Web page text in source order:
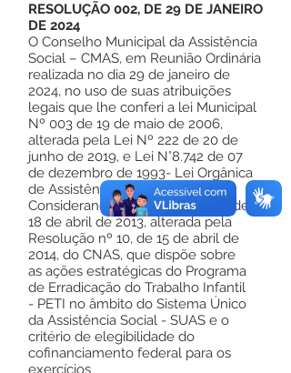
RESOLUÇÃO 002, DE 29 DE JANEIRO
DE 2024
O Conselho Municipal da Assistência
Social – CMAS, em Reunião Ordinária
realizada no dia 29 de janeiro de
2024, no uso de suas atribuições
legais que lhe conferi a lei Municipal
Nº 003 de 19 de maio de 2006,
alterada pela Lei Nº 222 de 20 de
junho de 2019, e Lei N°8.742 de 07
de dezembro de 1993- Lei Orgânica
de Assistência Social – LOAS, e
Considerando a Resolução nº 8, de
18 de abril de 2013, alterada pela
Resolução nº 10, de 15 de abril de
2014, do CNAS, que dispõe sobre
as ações estratégicas do Programa
de Erradicação do Trabalho Infantil
- PETI no âmbito do Sistema Único
da Assistência Social - SUAS e o
critério de elegibilidade do
cofinanciamento federal para os
exercícios